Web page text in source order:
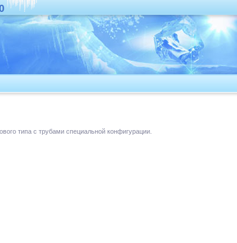
типа с трубами специальной конфигурации.